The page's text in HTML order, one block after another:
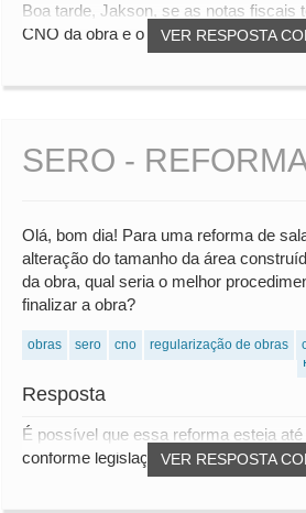
VER RESPOSTA
Boa tarde, Jakson, se as notas fiscais
CNO da obra e o material foi aplicado
SERO -
Olá, bom dia! Para uma reforma de
alteração do tamanho da área
da obra, qual seria o melhor
finalizar a obra?
obras sero cno regularização de obras
Resposta
VER RESPOSTA
É possível que essa reforma esteja
conforme legislação a seguir: IN RFB